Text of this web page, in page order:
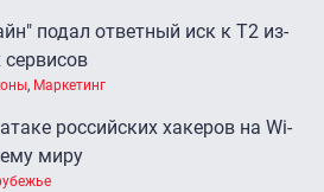
подал ответный иск к Т2 из-
сервисов
, Маркетинг
российских хакеров на Wi-
миру